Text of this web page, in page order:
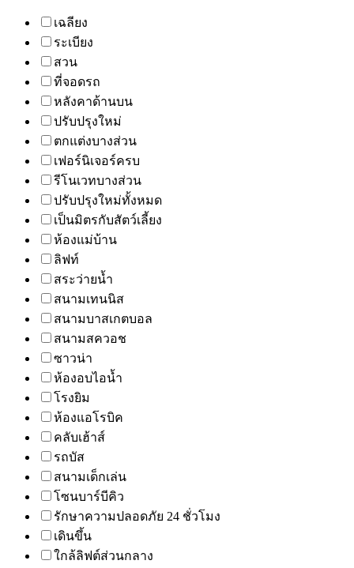
เฉลียง
ระเบียง
สวน
ที่จอดรถ
หลังคาด้านบน
ปรับปรุงใหม่
ตกแต่งบางส่วน
เฟอร์นิเจอร์ครบ
รีโนเวทบางส่วน
ปรับปรุงใหม่ทั้งหมด
เป็นมิตรกับสัตว์เลี้ยง
ห้องแม่บ้าน
ลิฟท์
สระว่ายน้ำ
สนามเทนนิส
สนามบาสเกตบอล
สนามสควอช
ซาวน่า
ห้องอบไอน้ำ
โรงยิม
ห้องแอโรบิค
คลับเฮ้าส์
รถบัส
สนามเด็กเล่น
โซนบาร์บีคิว
รักษาความปลอดภัย 24 ชั่วโมง
เดินขึ้น
ใกล้ลิฟต์ส่วนกลาง